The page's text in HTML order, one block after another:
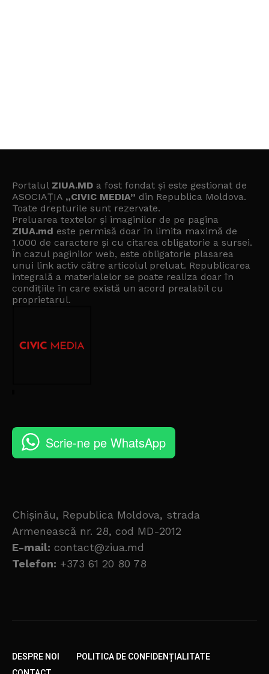
Portalul ZIUA.MD a fost fondat și este gestionat de
ASOCIAȚIA „CIVIC MEDIA” din Republica Moldova.
Toate drepturile sunt rezervate.
Preluarea textelor și imaginilor de pe pagina
ZIUA.md este permisă doar în limita maximă de
1.000 de caractere și cu citarea obligatorie a sursei.
În cazul paginilor web, este obligatorie plasarea
unui link activ către articolul preluat. Republicarea
integrală a materialelor se poate realiza doar în
condițiile în care există un acord prealabil cu
proprietarul.
Scrie-ne pe WhatsApp
Chișinău, Republica Moldova, strada
Armenească nr. 28, cod MD-2012
E-mail: contact@ziua.md
Telefon: +373 61 20 80 78
DESPRE NOI
POLITICA DE CONFIDENȚIALITATE